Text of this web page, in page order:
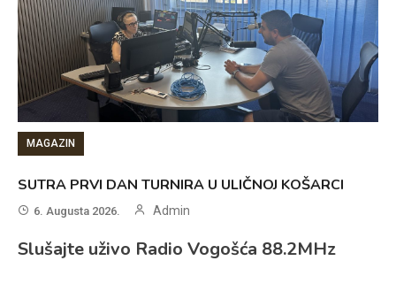
MAGAZIN
SUTRA PRVI DAN TURNIRA U ULIČNOJ KOŠARCI
6. Augusta 2026. Admin
Slušajte uživo Radio Vogošća 88.2MHz